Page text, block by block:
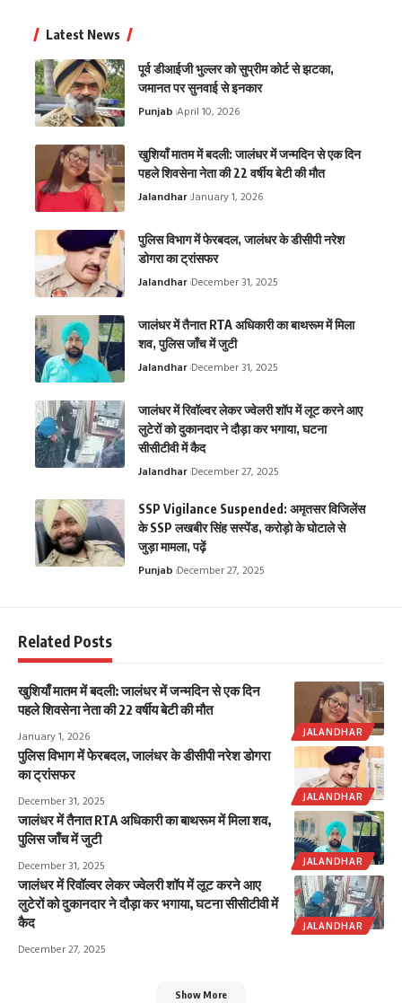
Latest News
पूर्व डीआईजी भुल्लर को सुप्रीम कोर्ट से झटका,
जमानत पर सुनवाई से इनकार
Punjab April 10, 2026
खुशियाँ मातम में बदली: जालंधर में जन्मदिन से एक दिन
पहले शिवसेना नेता की 22 वर्षीय बेटी की मौत
Jalandhar January 1, 2026
पुलिस विभाग में फेरबदल, जालंधर के डीसीपी नरेश
डोगरा का ट्रांसफर
Jalandhar December 31, 2025
जालंधर में तैनात RTA अधिकारी का बाथरूम में मिला
शव, पुलिस जाँच में जुटी
Jalandhar December 31, 2025
जालंधर में रिवॉल्वर लेकर ज्वेलरी शॉप में लूट करने आए
लुटेरों को दुकानदार ने दौड़ा कर भगाया, घटना
सीसीटीवी में कैद
Jalandhar December 27, 2025
SSP Vigilance Suspended: अमृतसर विजिलेंस
के SSP लखबीर सिंह सस्पेंड, करोड़ो के घोटाले से
जुड़ा मामला, पढ़ें
Punjab December 27, 2025
Related Posts
JALANDHAR
खुशियाँ मातम में बदली: जालंधर में जन्मदिन से एक दिन
पहले शिवसेना नेता की 22 वर्षीय बेटी की मौत
January 1, 2026
JALANDHAR
पुलिस विभाग में फेरबदल, जालंधर के डीसीपी नरेश डोगरा
का ट्रांसफर
December 31, 2025
JALANDHAR
जालंधर में तैनात RTA अधिकारी का बाथरूम में मिला शव,
पुलिस जाँच में जुटी
December 31, 2025
JALANDHAR
जालंधर में रिवॉल्वर लेकर ज्वेलरी शॉप में लूट करने आए
लुटेरों को दुकानदार ने दौड़ा कर भगाया, घटना सीसीटीवी में
कैद
December 27, 2025
Show More